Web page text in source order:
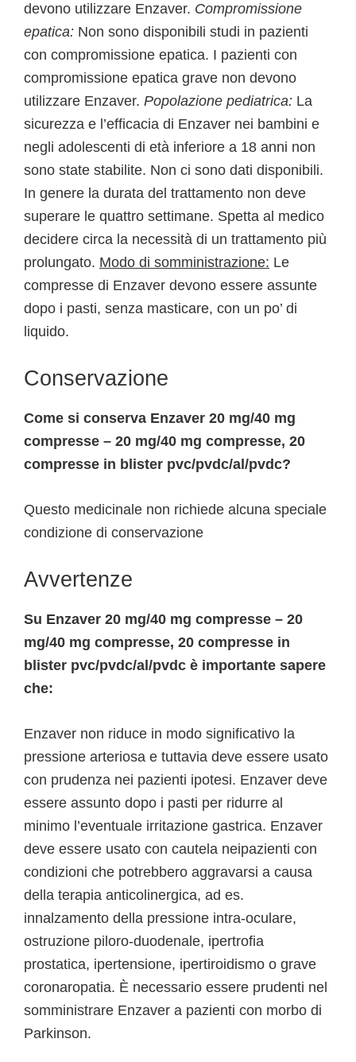
devono utilizzare Enzaver. Compromissione
epatica: Non sono disponibili studi in pazienti
con compromissione epatica. I pazienti con
compromissione epatica grave non devono
utilizzare Enzaver. Popolazione pediatrica: La
sicurezza e l’efficacia di Enzaver nei bambini e
negli adolescenti di età inferiore a 18 anni non
sono state stabilite. Non ci sono dati disponibili.
In genere la durata del trattamento non deve
superare le quattro settimane. Spetta al medico
decidere circa la necessità di un trattamento più
prolungato. Modo di somministrazione: Le
compresse di Enzaver devono essere assunte
dopo i pasti, senza masticare, con un po’ di
liquido.
Conservazione
Come si conserva Enzaver 20 mg/40 mg
compresse – 20 mg/40 mg compresse, 20
compresse in blister pvc/pvdc/al/pvdc?
Questo medicinale non richiede alcuna speciale
condizione di conservazione
Avvertenze
Su Enzaver 20 mg/40 mg compresse – 20
mg/40 mg compresse, 20 compresse in
blister pvc/pvdc/al/pvdc è importante sapere
che:
Enzaver non riduce in modo significativo la
pressione arteriosa e tuttavia deve essere usato
con prudenza nei pazienti ipotesi. Enzaver deve
essere assunto dopo i pasti per ridurre al
minimo l’eventuale irritazione gastrica. Enzaver
deve essere usato con cautela neipazienti con
condizioni che potrebbero aggravarsi a causa
della terapia anticolinergica, ad es.
innalzamento della pressione intra-oculare,
ostruzione piloro-duodenale, ipertrofia
prostatica, ipertensione, ipertiroidismo o grave
coronaropatia. È necessario essere prudenti nel
somministrare Enzaver a pazienti con morbo di
Parkinson.